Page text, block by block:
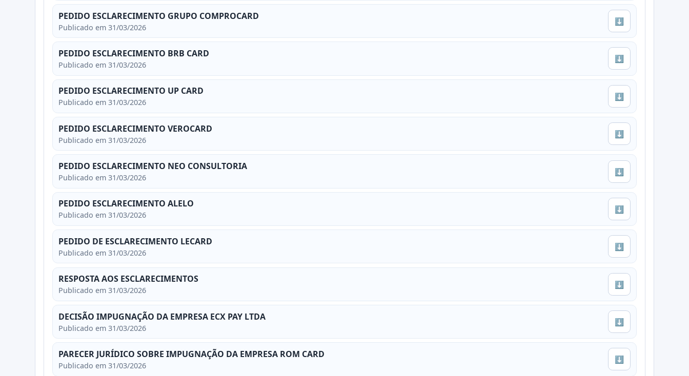
PEDIDO ESCLARECIMENTO GRUPO COMPROCARD
Publicado em 31/03/2026
⬇
PEDIDO ESCLARECIMENTO BRB CARD
Publicado em 31/03/2026
⬇
PEDIDO ESCLARECIMENTO UP CARD
Publicado em 31/03/2026
⬇
PEDIDO ESCLARECIMENTO VEROCARD
Publicado em 31/03/2026
⬇
PEDIDO ESCLARECIMENTO NEO CONSULTORIA
Publicado em 31/03/2026
⬇
PEDIDO ESCLARECIMENTO ALELO
Publicado em 31/03/2026
⬇
PEDIDO DE ESCLARECIMENTO LECARD
Publicado em 31/03/2026
⬇
RESPOSTA AOS ESCLARECIMENTOS
Publicado em 31/03/2026
⬇
DECISÃO IMPUGNAÇÃO DA EMPRESA ECX PAY LTDA
Publicado em 31/03/2026
⬇
PARECER JURÍDICO SOBRE IMPUGNAÇÃO DA EMPRESA ROM CARD
Publicado em 31/03/2026
⬇